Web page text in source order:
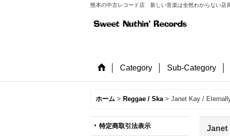
熊本の中古レコード店 新しい音楽は全然わからない店
Category Sub-Category
ホーム > Reggae / Ska > Janet Kay /
特定商取引法表示 Janet